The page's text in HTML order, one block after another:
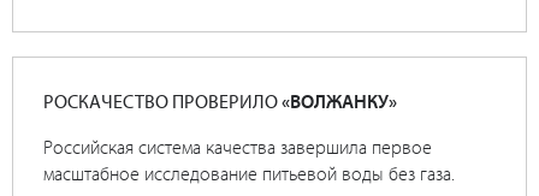
РОСКАЧЕСТВО ПРОВЕРИЛО«ВОЛЖАНКУ»
Российская система качества завершила первое
масштабное исследование питьевой воды без газа.